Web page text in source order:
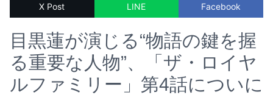
X Post LINE Facebook
目黒蓮が演じる“物語の鍵を握
る重要な人物”、「ザ・ロイヤ
ルファミリー」第4話についに